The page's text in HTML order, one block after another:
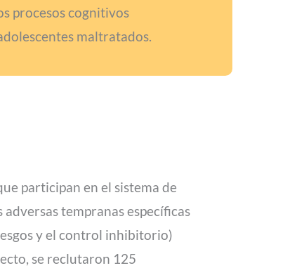
procesos cognitivos
maltratados.
participan en el sistema de
tempranas específicas
y el control inhibitorio)
se reclutaron 125